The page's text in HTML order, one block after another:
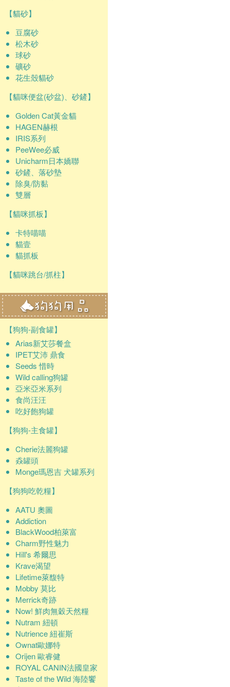
【貓砂】
豆腐砂
松木砂
球砂
礦砂
花生殼貓砂
【貓咪便盆(砂盆)、砂鏟】
Golden Cat黃金貓
HAGEN赫根
IRIS系列
PeeWee必威
Unicharm日本嬌聯
砂鏟、落砂墊
除臭/防黏
雙層
【貓咪抓板】
卡特喵喵
貓壹
貓抓板
【貓咪跳台/抓柱】
【狗狗-副食罐】
Arias新艾莎餐盒
IPET艾沛 鼎食
Seeds 惜時
Wild calling狗罐
亞米亞米系列
食尚汪汪
吃好飽狗罐
【狗狗-主食罐】
Cherie法麗狗罐
猋罐頭
Monge瑪恩吉 犬罐系列
【狗狗吃乾糧】
AATU 奧圖
Addiction
BlackWood柏萊富
Charm野性魅力
Hill's 希爾思
Krave渴望
Lifetime萊馥特
Mobby 莫比
Merrick奇跡
Now! 鮮肉無穀天然糧
Nutram 紐頓
Nutrience 紐崔斯
Ownat歐娜特
Orijen 歐睿健
ROYAL CANIN法國皇家
Taste of the Wild 海陸饗